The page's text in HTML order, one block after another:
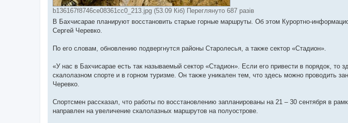
b136167f8746ce08361cc0_213.jpg (53.09 Кіб) Переглянуто 687 разів
В Бахчисарае планируют восстановить старые горные маршруты. Об этом Курортно-
Сергей Черевко.
По его словам, обновлению подвергнутся районы Старолесья, а также сектор «Стадион».
«У нас в Бахчисарае есть так называемый сектор «Стадион». Если его привести в порядок, то
скалолазном спорте и в горном туризме. Он также уникален тем, что здесь можно проводить
Черевко.
Спортсмен рассказал, что работы по восстановлению запланированы на 21 – 30 сентября в
направлен на увеличение скалолазных маршрутов на полуострове.